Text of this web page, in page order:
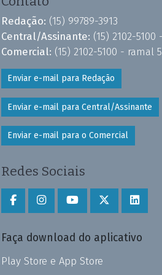
Redação: (15) 99789-3913
Central/Assinante: (15) 2102-5100
Comercial: (15) 2102-5100 - ramal
Enviar e-mail para Redação
Enviar e-mail para Central/Assinante
Enviar e-mail para o Comercial
Redes Sociais
Faça download do aplicativo
Play Store e App Store